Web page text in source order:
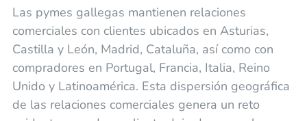
Las pymes gallegas mantienen relaciones
comerciales con clientes ubicados en Asturias,
Castilla y León, Madrid, Cataluña, así como con
compradores en Portugal, Francia, Italia, Reino
Unido y Latinoamérica. Esta dispersión geográfica
de las relaciones comerciales genera un reto